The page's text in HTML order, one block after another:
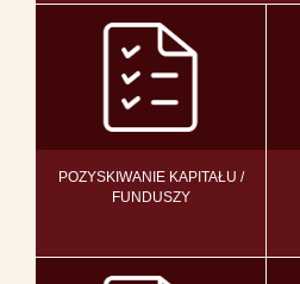
POZYSKIWANIE KAPITAŁU /
FUNDUSZY